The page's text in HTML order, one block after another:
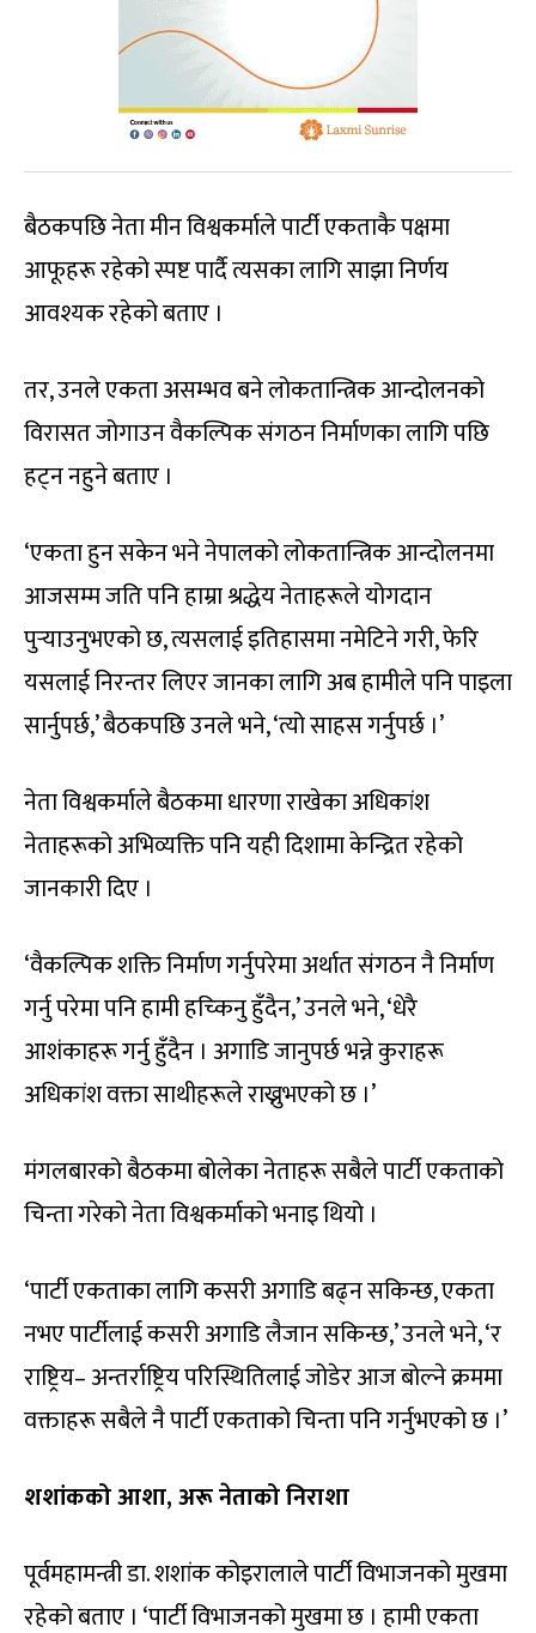
बैठकपछि नेता मीन विश्वकर्माले पार्टी एकताकै पक्षमा
आफूहरू रहेको स्पष्ट पार्दै त्यसका लागि साझा निर्णय
आवश्यक रहेको बताए ।
तर, उनले एकता असम्भव बने लोकतान्त्रिक आन्दोलनको
विरासत जोगाउन वैकल्पिक संगठन निर्माणका लागि पछि
हट्न नहुने बताए ।
‘एकता हुन सकेन भने नेपालको लोकतान्त्रिक आन्दोलनमा
आजसम्म जति पनि हाम्रा श्रद्धेय नेताहरूले योगदान
पुर्‍याउनुभएको छ, त्यसलाई इतिहासमा नमेटिने गरी, फेरि
यसलाई निरन्तर लिएर जानका लागि अब हामीले पनि पाइला
सार्नुपर्छ,’ बैठकपछि उनले भने, ‘त्यो साहस गर्नुपर्छ ।’
नेता विश्वकर्माले बैठकमा धारणा राखेका अधिकांश
नेताहरूको अभिव्यक्ति पनि यही दिशामा केन्द्रित रहेको
जानकारी दिए ।
‘वैकल्पिक शक्ति निर्माण गर्नुपरेमा अर्थात संगठन नै निर्माण
गर्नु परेमा पनि हामी हच्किनु हुँदैन,’ उनले भने, ‘धेरै
आशंकाहरू गर्नु हुँदैन । अगाडि जानुपर्छ भन्ने कुराहरू
अधिकांश वक्ता साथीहरूले राख्नुभएको छ ।’
मंगलबारको बैठकमा बोलेका नेताहरू सबैले पार्टी एकताको
चिन्ता गरेको नेता विश्वकर्माको भनाइ थियो ।
‘पार्टी एकताका लागि कसरी अगाडि बढ्न सकिन्छ, एकता
नभए पार्टीलाई कसरी अगाडि लैजान सकिन्छ,’ उनले भने, ‘र
राष्ट्रिय– अन्तर्राष्ट्रिय परिस्थितिलाई जोडेर आज बोल्ने क्रममा
वक्ताहरू सबैले नै पार्टी एकताको चिन्ता पनि गर्नुभएको छ ।’
शशांकको आशा, अरू नेताको निराशा
पूर्वमहामन्त्री डा. शशांक कोइरालाले पार्टी विभाजनको मुखमा
रहेको बताए । ‘पार्टी विभाजनको मुखमा छ । हामी एकता